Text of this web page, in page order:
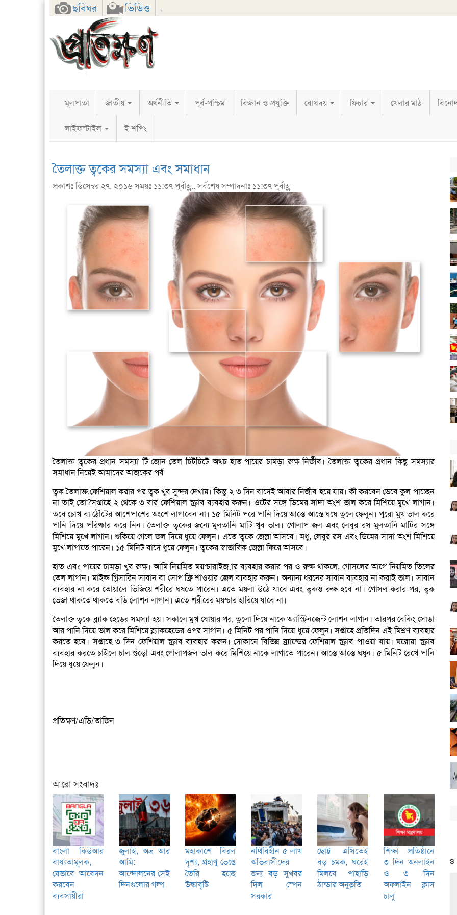
ছবিঘর ভিডিও ,
FacebookTwitterGoogle+
মূলপাতা জাতীয় অর্থনীতি পূর্ব-পশ্চিম বিজ্ঞান ও প্রযুক্তি বোধদয় ফিচার খেলার মাঠ
লাইফস্টাইল ই-শপিং
তৈলাক্ত ত্বকের সমস্যা এবং সমাধান
প্রকাশঃ ডিসেম্বর ২৭, ২০১৬ সময়ঃ ১১:৩৭ পূর্বাহ্ণ.. সর্বশেষ সম্পাদনাঃ ১১:৩৭ পূর্বাহ্ণ
তৈলাক্ত ত্বকের প্রধান সমস্যা টি-জোন তেল চিটচিটে অথচ হাত-পায়ের চামড়া রুক্ষ নির্জীব।তৈলাক্ত ত্বকের প্রধান কিছু সমস্যার
সমাধান নিয়েই আমাদের আজকের পর্ব-
ত্বক তৈলাক্ত,ফেশিয়াল করার পর ত্বক খুব সুন্দর দেখায়। কিন্তু ২-৩ দিন বাদেই আবার নির্জীব হয়ে যায়। কী করবেন ভেবে কুল পাচ্ছেন
না তাই তো?সপ্তাহে ২ থেকে ৩ বার ফেশিয়াল স্ক্রাব ব্যবহার করুন। ওটের সঙ্গে ডিমের সাদা অংশ ভাল করে মিশিয়ে মুখে লাগান।
তবে চোখ বা ঠোঁটের আশেপাশের অংশে লাগাবেন না। ১৫ মিনিট পরে পানি দিয়ে আস্তে আস্তে ঘষে তুলে ফেলুন। পুরো মুখ ভাল করে
পানি দিয়ে পরিষ্কার করে নিন। তৈলাক্ত ত্বকের জন্যে মুলতানি মাটি খুব ভাল। গোলাপ জল এবং লেবুর রস মুলতানি মাটির সঙ্গে
মিশিয়ে মুখে লাগান। শুকিয়ে গেলে জল দিয়ে ধুয়ে ফেলুন। এতে ত্বকে জেল্লা আসবে। মধু, লেবুর রস এবং ডিমের সাদা অংশ মিশিয়ে
মুখে লাগাতে পারেন। ১৫ মিনিট বাদে ধুয়ে ফেলুন। ত্বকের স্বাভাবিক জেল্লা ফিরে আসবে।
হাত এবং পায়ের চামড়া খুব রুক্ষ। আমি নিয়মিত ময়শ্চারাইজ়ার ব্যবহার করার পর ও রুক্ষ থাকলে, গোসলের আগে নিয়মিত তিলের
তেল লাগান। মাইল্ড গ্লিসারিন সাবান বা সোপ ফ্রি শাওয়ার জেল ব্যবহার করুন। অন্যান্য ধরনের সাবান ব্যবহার না করাই ভাল। সাবান
ব্যবহার না করে তোয়ালে ভিজিয়ে শরীরে ঘষতে পারেন। এতে ময়লা উঠে যাবে এবং ত্বকও রুক্ষ হবে না। গোসল করার পর, ত্বক
ভেজা থাকতে থাকতে বডি লোশন লাগান। এতে শরীরের ময়শ্চার হারিয়ে যাবে না।
তৈলাক্ত ত্বকে ব্ল্যাক হেডের সমস্যা হয়। সকালে মুখ ধোয়ার পর, তুলো দিয়ে নাকে অ্যাস্ট্রিনজেন্ট লোশন লাগান। তারপর বেকিং সোডা
আর পানি দিয়ে ভাল করে মিশিয়ে ব্ল্যাকহেডের ওপর সাগান। ৫ মিনিট পর পানি দিয়ে ধুয়ে ফেলুন। সপ্তাহে প্রতিদিন এই মিশ্রণ ব্যবহার
করতে হবে। সপ্তাহে ৩ দিন ফেশিয়াল স্ক্রাব ব্যবহার করুন। দোকানে বিভিন্ন ব্র্যান্ডের ফেশিয়াল স্ক্রাব পাওয়া যায়। ঘরোয়া স্ক্রাব
ব্যবহার করতে চাইলে চাল গুঁড়ো এবং গোলাপজল ভাল করে মিশিয়ে নাকে লাগাতে পারেন। আস্তে আস্তে ঘষুন। ৫ মিনিট রেখে পানি
দিয়ে ধুয়ে ফেলুন।
প্রতিক্ষণ/এডি/তাজিন
আরো সংবাদঃ
বাংলা কিউআর
বাধ্যতামূলক,
যেভাবে আবেদন
করবেন
ব্যবসায়ীরা
জুলাই, অভ্র আর
আমি:
আন্দোলনের সেই
দিনগুলোর গল্প
মহাকাশে বিরল
দৃশ্য, গ্রহাণু ভেঙে
তৈরি হচ্ছে
উল্কাবৃষ্টি
নথিবিহীন ৫ লাখ
অভিবাসীদের
জন্য বড় সুখবর
দিল স্পেন
সরকার
ছোট্ট এসিতেই
বড় চমক, ঘরেই
মিলবে পাহাড়ি
ঠান্ডার অনুভূতি
শিক্ষা প্রতিষ্ঠানে
৩ দিন অনলাইন
ও ৩ দিন
অফলাইন ক্লাস
চালু
S